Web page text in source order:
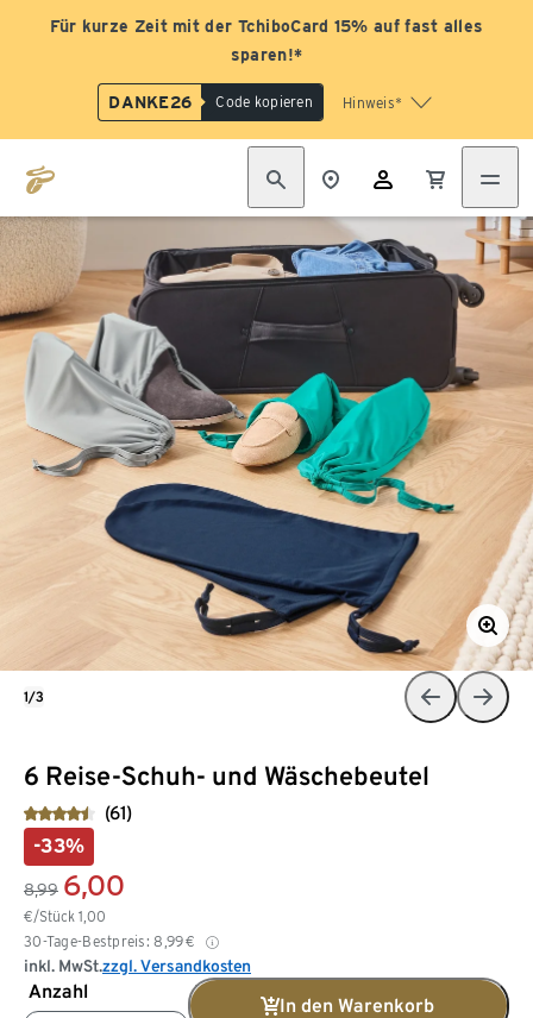
Für kurze Zeit mit der TchiboCard 15% auf fast alles
sparen!*
DANKE26 Code kopieren Hinweis*
6 Reise-Schuh- und Wäschebeutel
(61)
-33%
8,99 6,00
€/Stück 1,00
30-Tage-Bestpreis: 8,99€
inkl. MwSt.zzgl. Versandkosten
Anzahl
In den Warenkorb
1/3